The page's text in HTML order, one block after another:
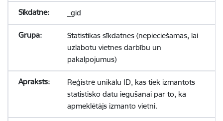
_gid
Statistikas sīkdatnes (nepieciešamas, lai
uzlabotu vietnes darbību un
pakalpojumus)
Reģistrē unikālu ID, kas tiek izmantots
statistisko datu iegūšanai par to, kā
apmeklētājs izmanto vietni.